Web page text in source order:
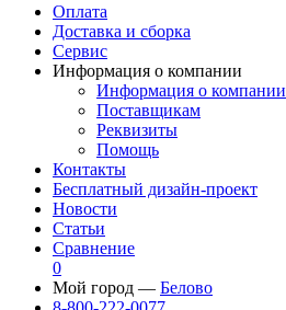
Оплата
Доставка и сборка
Сервис
Информация о компании
Информация о компании
Поставщикам
Реквизиты
Помощь
Контакты
Бесплатный дизайн-проект
Новости
Статьи
Сравнение
0
Мой город — Белово